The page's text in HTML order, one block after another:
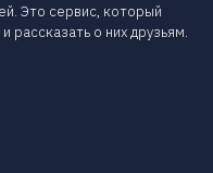
Это сервис, который
рассказать о них друзьям.